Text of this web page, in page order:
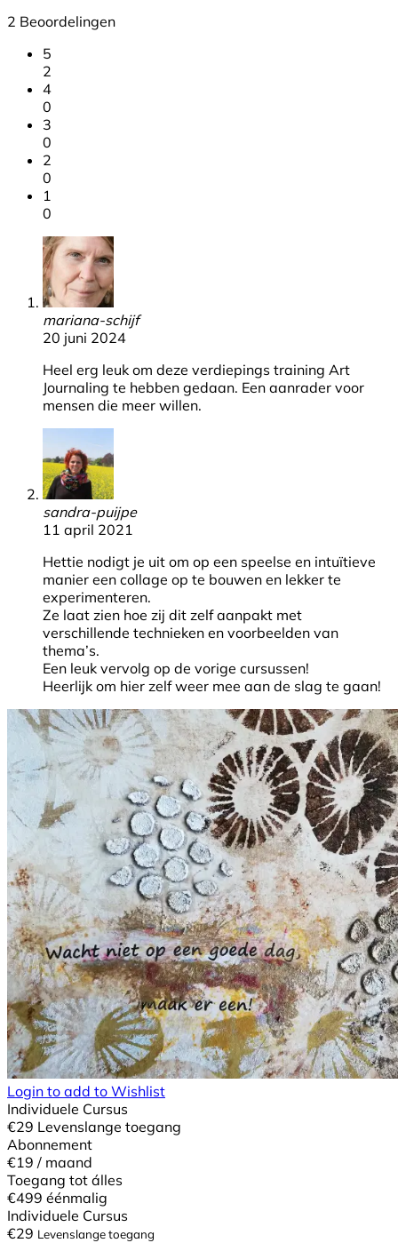
2 Beoordelingen
5
2
4
0
3
0
2
0
1
0
mariana-schijf
20 juni 2024
Heel erg leuk om deze verdiepings training Art
Journaling te hebben gedaan. Een aanrader voor
mensen die meer willen.
sandra-puijpe
11 april 2021
Hettie nodigt je uit om op een speelse en intuïtieve
manier een collage op te bouwen en lekker te
experimenteren.
Ze laat zien hoe zij dit zelf aanpakt met
verschillende technieken en voorbeelden van
thema’s.
Een leuk vervolg op de vorige cursussen!
Heerlijk om hier zelf weer mee aan de slag te gaan!
Login to add to Wishlist
Individuele Cursus
€29 Levenslange toegang
Abonnement
€19 / maand
Toegang tot álles
€499 éénmalig
Individuele Cursus
€29 Levenslange toegang